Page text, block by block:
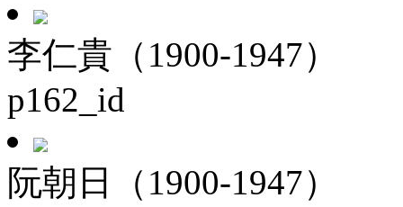
李仁貴（1900-1947）
p162_id
阮朝日（1900-1947）